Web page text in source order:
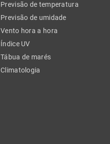
Previsão de temperatura
Previsão de umidade
Vento hora a hora
Índice UV
Tábua de marés
Climatologia